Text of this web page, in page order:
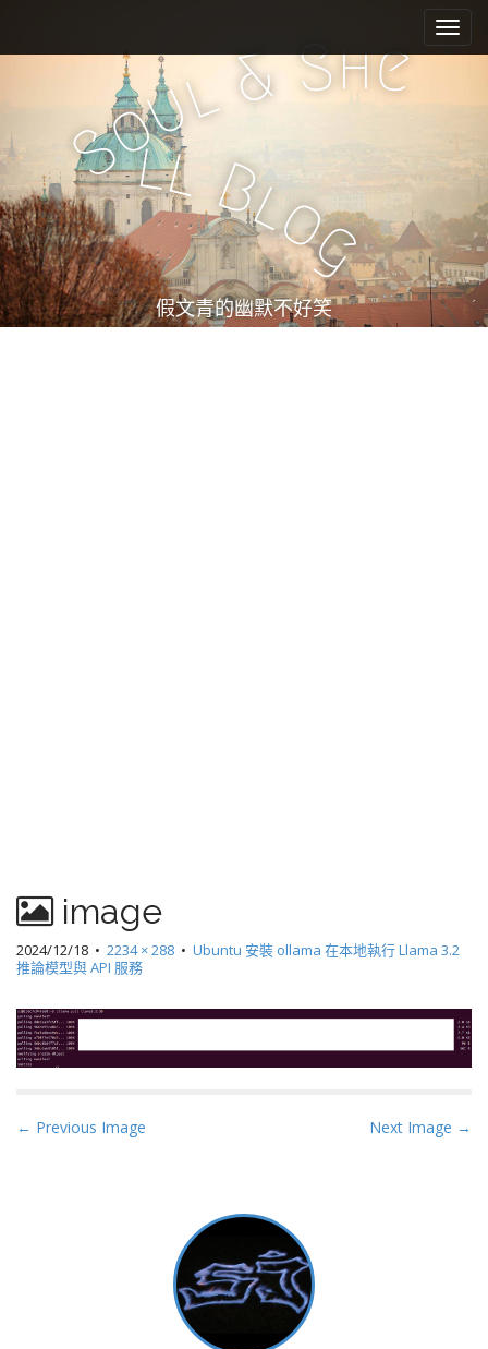
e
n
u
i
c
n
t
e
n
t
Soul&She
ll Bl
og
假文青的幽默不好笑
image
2024/12/18 • 2234 × 288 • Ubuntu 安裝 ollama 在本地執行 Llama 3.2
推論模型與 API 服務
P
← Previous Image Next Image →